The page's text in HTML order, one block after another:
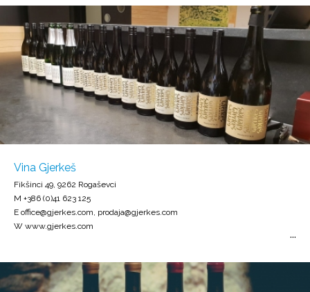
Vina Gjerkeš
Fikšinci 49, 9262 Rogaševci
M +386 (0)41 623 125
E office@gjerkes.com, prodaja@gjerkes.com
W www.gjerkes.com